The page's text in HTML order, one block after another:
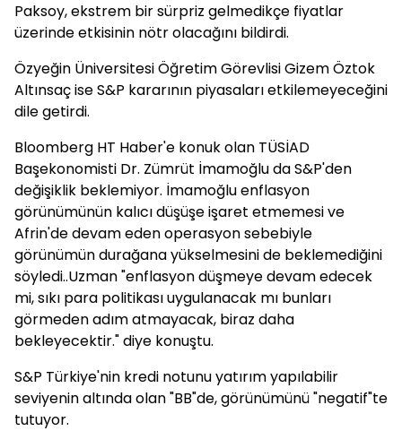
Paksoy, ekstrem bir sürpriz gelmedikçe fiyatlar
üzerinde etkisinin nötr olacağını bildirdi.
Özyeğin Üniversitesi Öğretim Görevlisi Gizem Öztok
Altınsaç ise S&P kararının piyasaları etkilemeyeceğini
dile getirdi.
Bloomberg HT Haber'e konuk olan TÜSİAD
Başekonomisti Dr. Zümrüt İmamoğlu da S&P'den
değişiklik beklemiyor. İmamoğlu enflasyon
görünümünün kalıcı düşüşe işaret etmemesi ve
Afrin'de devam eden operasyon sebebiyle
görünümün durağana yükselmesini de beklemediğini
söyledi..Uzman "enflasyon düşmeye devam edecek
mi, sıkı para politikası uygulanacak mı bunları
görmeden adım atmayacak, biraz daha
bekleyecektir." diye konuştu.
S&P Türkiye'nin kredi notunu yatırım yapılabilir
seviyenin altında olan "BB"de, görünümünü "negatif"te
tutuyor.